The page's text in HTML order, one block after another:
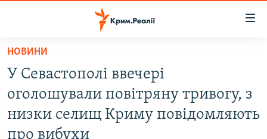
Перейти
основного
матеріалу
до
основної
ВІДЕО ТА ФОТО
ПОЛІТИКА
НОВИНИ
У Севастополі ввечері
оголошували повітряну тривогу, з
низки селищ Криму повідомляють
про вибухи